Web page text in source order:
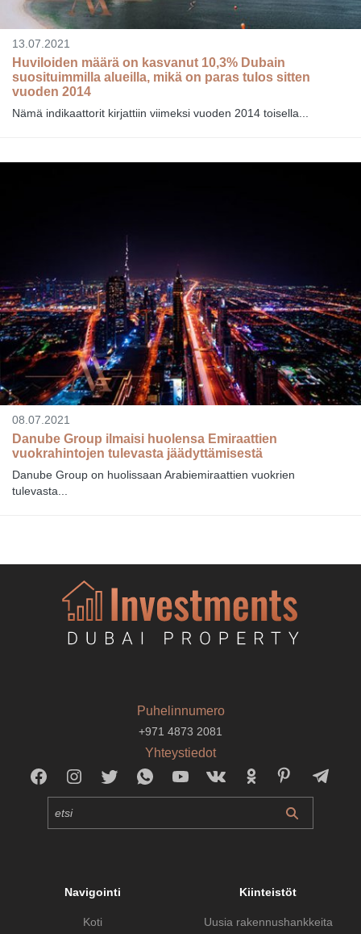
13.07.2021
Huviloiden määrä on kasvanut 10,3% Dubain
suosituimmilla alueilla, mikä on paras tulos sitten
vuoden 2014
Nämä indikaattorit kirjattiin viimeksi vuoden 2014 toisella...
08.07.2021
Danube Group ilmaisi huolensa Emiraattien
vuokrahintojen tulevasta jäädyttämisestä
Danube Group on huolissaan Arabiemiraattien vuokrien
tulevasta...
Puhelinnumero
+971 4873 2081
Yhteystiedot
Navigointi
Koti
Kiinteistöt
Uusia rakennushankkeita